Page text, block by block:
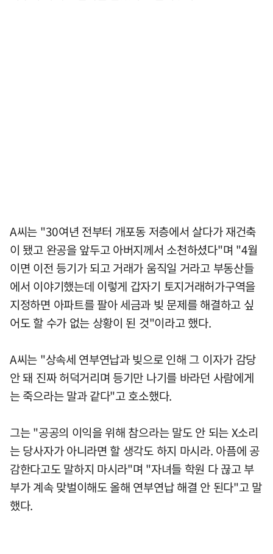
A씨는 "30여년 전부터 개포동 저층에서 살다가 재건축
이 됐고 완공을 앞두고 아버지께서 소천하셨다"며 "4월
이면 이전 등기가 되고 거래가 움직일 거라고 부동산들
에서 이야기했는데 이렇게 갑자기 토지거래허가구역을
지정하면 아파트를 팔아 세금과 빚 문제를 해결하고 싶
어도 할 수가 없는 상황이 된 것"이라고 했다.
A씨는 "상속세 연부연납과 빚으로 인해 그 이자가 감당
안 돼 진짜 허덕거리며 등기만 나기를 바라던 사람에게
는 죽으라는 말과 같다"고 호소했다.
그는 "공공의 이익을 위해 참으라는 말도 안 되는 X소리
는 당사자가 아니라면 할 생각도 하지 마시라. 아픔에 공
감한다고도 말하지 마시라"며 "자녀들 학원 다 끊고 부
부가 계속 맞벌이해도 올해 연부연납 해결 안 된다"고 말
했다.